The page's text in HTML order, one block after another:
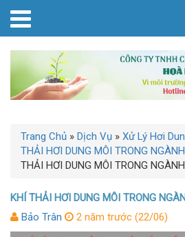
Trang Chủ » Dịch Vụ » Xử Lý Hơi
THẢI HƠI DUNG MÔI TRONG
THẢI HƠI DUNG MÔI TRONG
KHÍ THẢI HƠI DUNG MÔI TRONG
Bảo Trân
2 năm trước (22/06)